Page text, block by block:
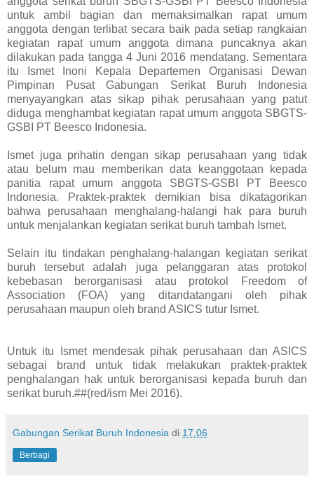
untuk ambil bagian dan memaksimalkan rapat umum
anggota dengan terlibat secara baik pada setiap rangkaian
kegiatan rapat umum anggota dimana puncaknya akan
dilakukan pada tangga 4 Juni 2016 mendatang. Sementara
itu Ismet Inoni Kepala Departemen Organisasi Dewan
Pimpinan Pusat Gabungan Serikat Buruh Indonesia
menyayangkan atas sikap pihak perusahaan yang patut
diduga menghambat kegiatan rapat umum anggota SBGTS-
GSBI PT Beesco Indonesia.
Ismet juga prihatin dengan sikap perusahaan yang tidak
atau belum mau memberikan data keanggotaan kepada
panitia rapat umum anggota SBGTS-GSBI PT Beesco
Indonesia.
Praktek-praktek demikian bisa dikatagorikan
bahwa perusahaan menghalang-halangi hak para buruh
untuk menjalankan kegiatan serikat buruh tambah Ismet.
Selain itu tindakan penghalang-halangan kegiatan serikat
buruh tersebut adalah juga pelanggaran atas protokol
kebebasan berorganisasi atau protokol Freedom of
Association (FOA) yang ditandatangani oleh pihak
perusahaan maupun oleh brand ASICS tutur Ismet.
Untuk itu Ismet mendesak pihak perusahaan dan ASICS
sebagai brand untuk tidak melakukan praktek-praktek
penghalangan hak untuk berorganisasi kepada buruh dan
serikat buruh.##(red/ism Mei 2016).
Gabungan Serikat Buruh Indonesia di 17.06
Berbagi